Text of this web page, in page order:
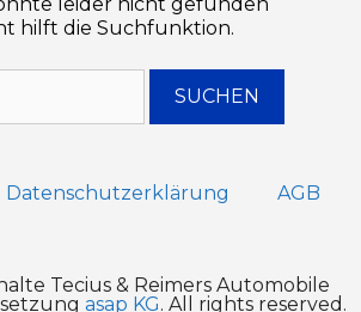
leider nicht gefunden
hilft die Suchfunktion.
Datenschutz­erklärung AGB
Tecius & Reimers Automobile
asap KG. All rights reserved.